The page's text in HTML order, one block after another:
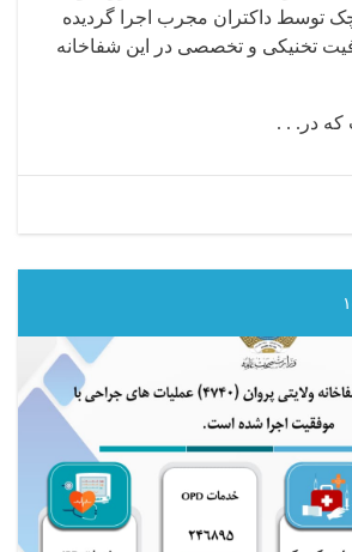
توسط داکتران مجرب اجرا گردیده
تخنیکی و تخصصی در این شفاخانه
که در. . .